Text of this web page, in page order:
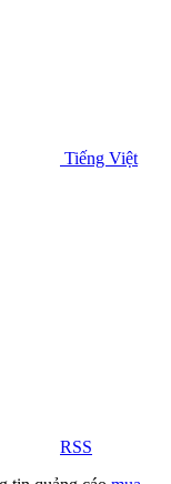
Tiếng Việt
RSS